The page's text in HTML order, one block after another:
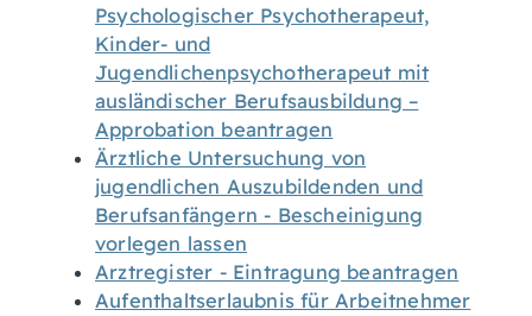
Psychologischer Psychotherapeut,
Kinder- und
Jugendlichenpsychotherapeut mit
ausländischer Berufsausbildung –
Approbation beantragen
Ärztliche Untersuchung von
jugendlichen Auszubildenden und
Berufsanfängern - Bescheinigung
vorlegen lassen
Arztregister - Eintragung beantragen
Aufenthaltserlaubnis für Arbeitnehmer